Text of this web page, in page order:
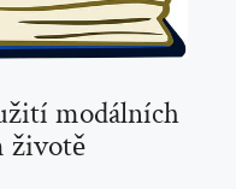
modálních⁣
životě